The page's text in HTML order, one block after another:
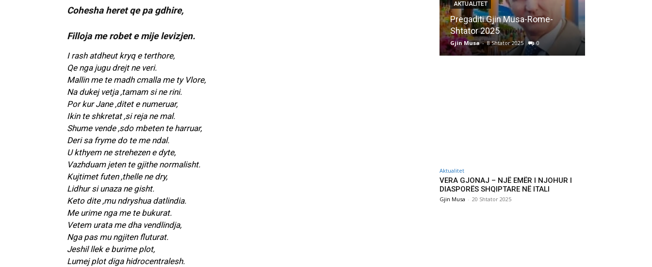
Cohesha heret qe pa gdhire,
Filloja me robet e mije levizjen.
I rash atdheut kryq e terthore,
Qe nga jugu drejt ne veri.
Mallin me te madh cmalla me ty Vlore,
Na dukej vetja ,tamam si ne rini.
Por kur Jane ,ditet e numeruar,
Ikin te shkretat ,si reja ne mal.
Shume vende ,sdo mbeten te harruar,
Deri sa fryme do te me ndal.
U kthyem ne strehezen e dyte,
Vazhduam jeten te gjithe normalisht.
Kujtimet futen ,thelle ne dry,
Lidhur si unaza ne gisht.
Keto dite ,mu ndryshua datlindia.
Me urime nga me te bukurat.
Vetem urata me dha vendlindja,
Nga pas mu ngjiten fluturat.
Jeshil llek e burime plot,
Lumej plot diga hidrocentralesh.
AKTUALITET
Pregaditi Gjin Musa-Rome-
Shtator 2025
Gjin Musa - 8 Shtator 2025 0
Aktualitet
VERA GJONAJ – NJË EMËR I NJOHUR I
DIASPORËS SHQIPTARE NË ITALI
Gjin Musa - 20 Shtator 2025